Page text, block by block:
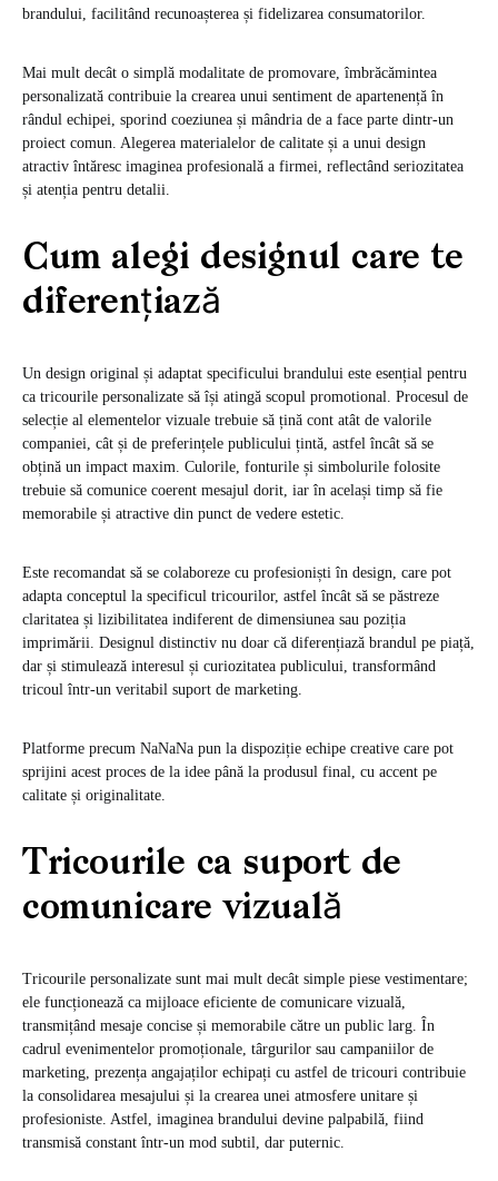
brandului, facilitând recunoașterea și fidelizarea consumatorilor.
Mai mult decât o simplă modalitate de promovare, îmbrăcămintea
personalizată contribuie la crearea unui sentiment de apartenență în
rândul echipei, sporind coeziunea și mândria de a face parte dintr-un
proiect comun. Alegerea materialelor de calitate și a unui design
atractiv întăresc imaginea profesională a firmei, reflectând seriozitatea
și atenția pentru detalii.
Cum alegi designul care te
diferențiază
Un design original și adaptat specificului brandului este esențial pentru
ca tricourile personalizate să își atingă scopul promotional. Procesul de
selecție al elementelor vizuale trebuie să țină cont atât de valorile
companiei, cât și de preferințele publicului țintă, astfel încât să se
obțină un impact maxim. Culorile, fonturile și simbolurile folosite
trebuie să comunice coerent mesajul dorit, iar în același timp să fie
memorabile și atractive din punct de vedere estetic.
Este recomandat să se colaboreze cu profesioniști în design, care pot
adapta conceptul la specificul tricourilor, astfel încât să se păstreze
claritatea și lizibilitatea indiferent de dimensiunea sau poziția
imprimării. Designul distinctiv nu doar că diferențiază brandul pe piață,
dar și stimulează interesul și curiozitatea publicului, transformând
tricoul într-un veritabil suport de marketing.
Platforme precum NaNaNa pun la dispoziție echipe creative care pot
sprijini acest proces de la idee până la produsul final, cu accent pe
calitate și originalitate.
Tricourile ca suport de
comunicare vizuală
Tricourile personalizate sunt mai mult decât simple piese vestimentare;
ele funcționează ca mijloace eficiente de comunicare vizuală,
transmițând mesaje concise și memorabile către un public larg. În
cadrul evenimentelor promoționale, târgurilor sau campaniilor de
marketing, prezența angajaților echipați cu astfel de tricouri contribuie
la consolidarea mesajului și la crearea unei atmosfere unitare și
profesioniste. Astfel, imaginea brandului devine palpabilă, fiind
transmisă constant într-un mod subtil, dar puternic.